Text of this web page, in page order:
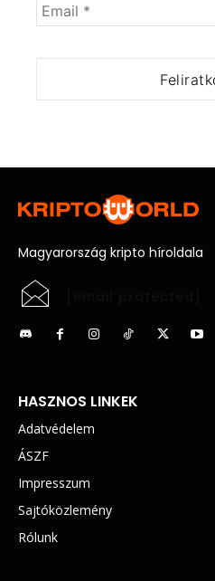
Magyarország kripto híroldala
HASZNOS LINKEK
Adatvédelem
ÁSZF
Impresszum
Sajtóközlemény
Rólunk